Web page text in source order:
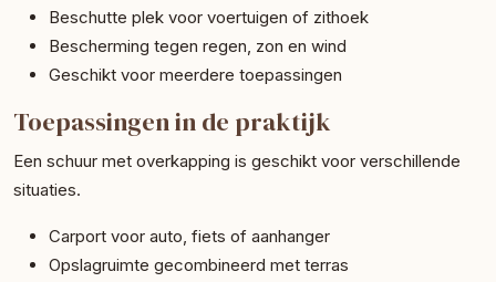
Beschutte plek voor voertuigen of zithoek
Bescherming tegen regen, zon en wind
Geschikt voor meerdere toepassingen
Toepassingen in de praktijk
Een schuur met overkapping is geschikt voor verschillende
situaties.
Carport voor auto, fiets of aanhanger
Opslagruimte gecombineerd met terras